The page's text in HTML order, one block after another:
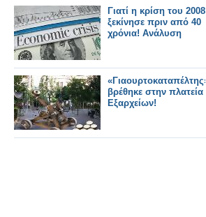
Γιατί η κρίση του 2008
ξεκίνησε πριν από 40
χρόνια! Ανάλυση
«Γιαουρτοκαταπέλτης»
βρέθηκε στην πλατεία
Εξαρχείων!